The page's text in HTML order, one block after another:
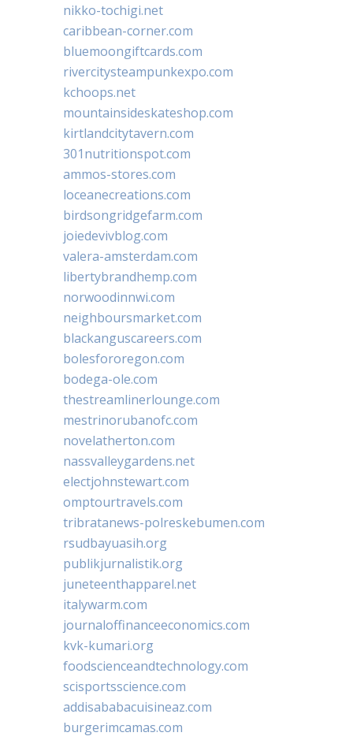
nikko-tochigi.net
caribbean-corner.com
bluemoongiftcards.com
rivercitysteampunkexpo.com
kchoops.net
mountainsideskateshop.com
kirtlandcitytavern.com
301nutritionspot.com
ammos-stores.com
loceanecreations.com
birdsongridgefarm.com
joiedevivblog.com
valera-amsterdam.com
libertybrandhemp.com
norwoodinnwi.com
neighboursmarket.com
blackanguscareers.com
bolesfororegon.com
bodega-ole.com
thestreamlinerlounge.com
mestrinorubanofc.com
novelatherton.com
nassvalleygardens.net
electjohnstewart.com
omptourtravels.com
tribratanews-polreskebumen.com
rsudbayuasih.org
publikjurnalistik.org
juneteenthapparel.net
italywarm.com
journaloffinanceeconomics.com
kvk-kumari.org
foodscienceandtechnology.com
scisportsscience.com
addisababacuisineaz.com
burgerimcamas.com